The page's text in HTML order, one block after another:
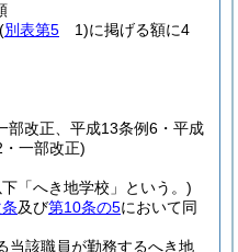
(別表第5 1)に掲げる額に4
部改正、平成13条例6・平成
一部改正)
「へき地学校」という。)
及び第10条の5において同
当該職員が勤務するへき地